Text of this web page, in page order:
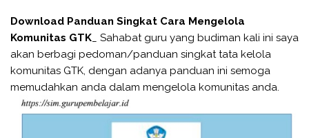
Download Panduan Singkat Cara Mengelola
Komunitas GTK _ Sahabat guru yang budiman kali ini saya
akan berbagi pedoman/panduan singkat tata kelola
komunitas GTK, dengan adanya panduan ini semoga
memudahkan anda dalam mengelola komunitas anda.